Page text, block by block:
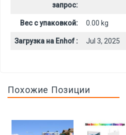
запрос:
Вес с упаковкой: 0.00 kg
Загрузка на Enhof : Jul 3, 2025
Похожие Позиции